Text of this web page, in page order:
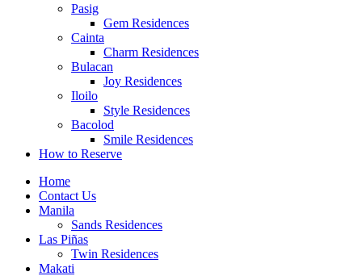
Pasig
Gem Residences
Cainta
Charm Residences
Bulacan
Joy Residences
Iloilo
Style Residences
Bacolod
Smile Residences
How to Reserve
Home
Contact Us
Manila
Sands Residences
Las Piñas
Twin Residences
Makati